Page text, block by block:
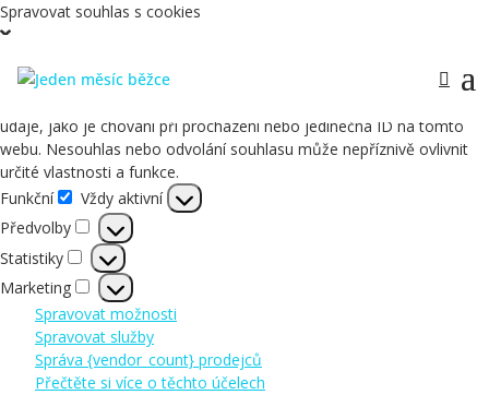
Spravovat souhlas s cookies
přístupu k informacím o zařízení, technologie jako jsou soubory
údaje, jako je chování při procházení nebo jedinečná ID na tomto
webu. Nesouhlas nebo odvolání souhlasu může nepříznivě ovlivnit
určité vlastnosti a funkce.
Funkční
Funkční
Vždy aktivní
Předvolby
Předvolby
Statistiky
Statistiky
Marketing
Marketing
Spravovat možnosti
Spravovat služby
Správa {vendor_count} prodejců
Přečtěte si více o těchto účelech